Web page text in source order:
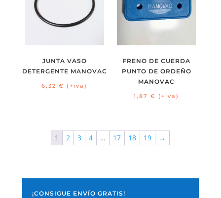
JUNTA VASO
DETERGENTE MANOVAC
6,32€ (+iva)
FRENO DE CUERDA
PUNTO DE ORDEÑO
MANOVAC
1,87€ (+iva)
1 2 3 4 … 17 18 19 →
¡CONSIGUE ENVÍO GRATIS!